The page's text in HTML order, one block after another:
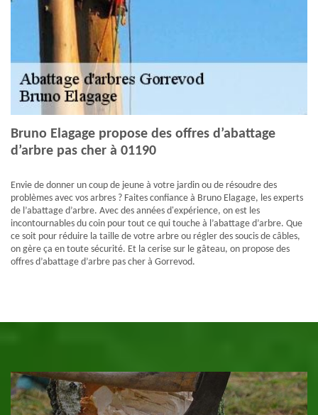
Bruno Elagage propose des offres d’abattage
d’arbre pas cher à 01190
Envie de donner un coup de jeune à votre jardin ou de résoudre des
problèmes avec vos arbres ? Faites confiance à Bruno Elagage, les experts
de l’abattage d’arbre. Avec des années d'expérience, on est les
incontournables du coin pour tout ce qui touche à l’abattage d’arbre. Que
ce soit pour réduire la taille de votre arbre ou régler des soucis de câbles,
on gère ça en toute sécurité. Et la cerise sur le gâteau, on propose des
offres d’abattage d’arbre pas cher à Gorrevod.